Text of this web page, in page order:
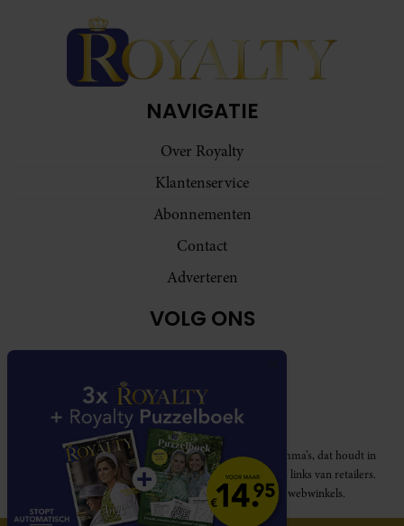
NAVIGATIE
Over Royalty
Klantenservice
Abonnementen
Contact
Adverteren
VOLG ONS
Royalty participeert in diverse affiliate marketing programma’s, dat houdt in
dat Royalty commissies ontvangt voor aankopen middels links van retailers.
Deze website wordt niet gesponsord door de genoemde webwinkels.